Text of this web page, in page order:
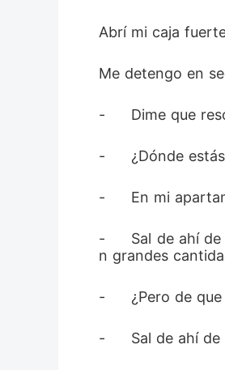
Abrí mi caja
Me detengo en
-	Dime que
-	¿Dónde
-	En mi
-	Sal de ahí de inmediato Erick la policía va para allá, no es una confusión te buscan a ti por lavado de dólares y consiguiero
n grandes
-	¿Pero de
-	Sal de ahí